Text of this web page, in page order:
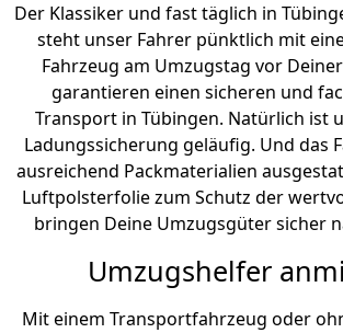
Der Klassiker und fast täglich in
steht unser Fahrer pünktlich mit
Fahrzeug am Umzugstag vor
garantieren einen sicheren und
Transport in Tübingen. Natürlich ist
Ladungssicherung geläufig. Und das
ausreichend Packmaterialien
Luftpolsterfolie zum Schutz der
bringen Deine Umzugsgüter sicher
Umzugshelfer
Mit einem Transportfahrzeug oder